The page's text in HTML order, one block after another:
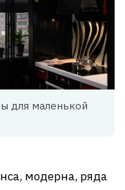
для маленькой
модерна, ряда